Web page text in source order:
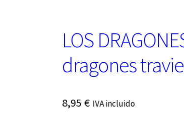
LOS
dragones
8,95 € IVA incluido